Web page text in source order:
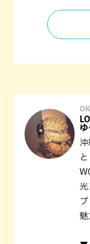
ゆ
沖
光
魅